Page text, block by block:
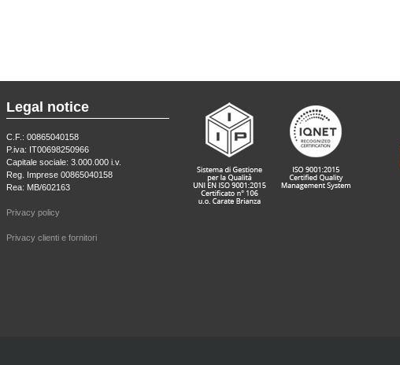
Legal notice
C.F.: 00865040158
P.iva: IT00698250966
Capitale sociale: 3.000.000 i.v.
Reg. Imprese 00865040158
Rea: MB/602163
Privacy policy
Privacy clienti e fornitori